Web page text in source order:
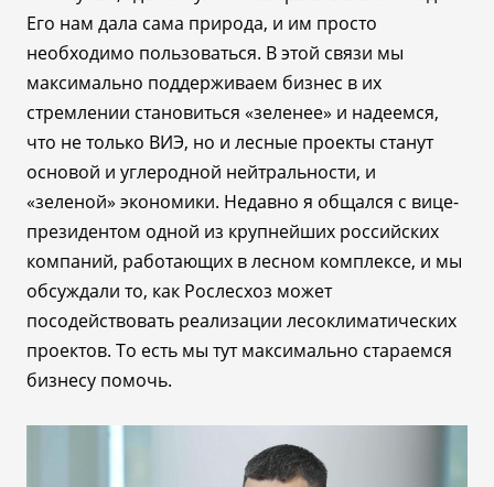
Его нам дала сама природа, и им просто
необходимо пользоваться. В этой связи мы
максимально поддерживаем бизнес в их
стремлении становиться «зеленее» и надеемся,
что не только ВИЭ, но и лесные проекты станут
основой и углеродной нейтральности, и
«зеленой» экономики. Недавно я общался с вице-
президентом одной из крупнейших российских
компаний, работающих в лесном комплексе, и мы
обсуждали то, как Рослесхоз может
посодействовать реализации лесоклиматических
проектов. То есть мы тут максимально стараемся
бизнесу помочь.